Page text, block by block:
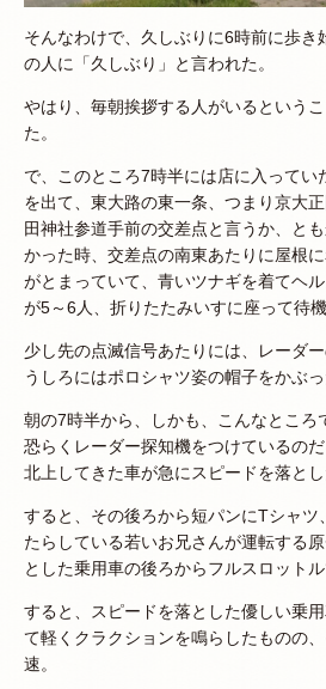
そんなわけで、久しぶりに6時前に歩き
の人に「久しぶり」と言われた。
やはり、毎朝挨拶する人がいるという
た。
で、このところ7時半には店に入ってい
を出て、東大路の東一条、つまり京大
田神社参道手前の交差点と言うか、と
かった時、交差点の南東あたりに屋根
がとまっていて、青いツナギを着てヘ
が5～6人、折りたたみいすに座って待機
少し先の点滅信号あたりには、レーダ
うしろにはポロシャツ姿の帽子をかぶ
朝の7時半から、しかも、こんなところ
恐らくレーダー探知機をつけているの
北上してきた車が急にスピードを落とし
すると、その後ろから短パンにTシャツ
たらしている若いお兄さんが運転する
とした乗用車の後ろからフルスロットル
すると、スピードを落とした優しい乗
て軽くクラクションを鳴らしたものの
速。